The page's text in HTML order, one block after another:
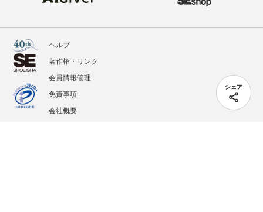
シェア
ヘルプ
著作権・リンク
会員情報管理
免責事項
会社概要